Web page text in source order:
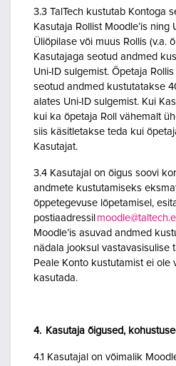
3.3 TalTech kustutab Kontoga
Kasutaja Rollist Moodle’is ning
Üliõpilase või muus Rollis (v.a.
Kasutajaga seotud andmed
Uni-ID sulgemist. Õpetaja
seotud andmed kustutatakse
alates Uni-ID sulgemist. Kui
kui ka õpetaja Roll vähemalt
siis käsitletakse teda kui
Kasutajat.
3.4 Kasutajal on õigus soovi
andmete kustutamiseks
õppetegevuse lõpetamisel,
postiaadressil
Moodle’is asuvad andmed
nädala jooksul vastavasisulise
Peale Konto kustutamist ei ole
kasutada.
4. Kasutaja õigused,
4.1 Kasutajal on võimalik